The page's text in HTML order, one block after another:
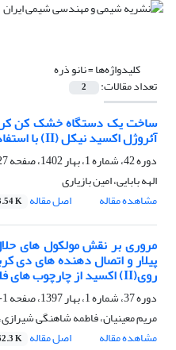
کلیدواژه‌ها =نانو ذره
تعداد مقالات: 2
ساخت یک دستگاه خشک کن
آئروژل اکسید نیکل (II) با استفاده از آن
دوره 42، شماره 1، بهار 1402، صفحه
الهه بابایی، امین بازیاری
مشاهده مقاله
اصل مقاله K
مروری بر نقش مولکول های
پیلار و اتصال دهنده های دی
روی(II) اکسید از چارچوب های فلز-آلی نانو متخلخل
دوره 37، شماره 1، بهار 1397، صفحه
1-10
مریم معینیان، فاطمه شاهنگی
مشاهده مقاله
اصل مقاله K